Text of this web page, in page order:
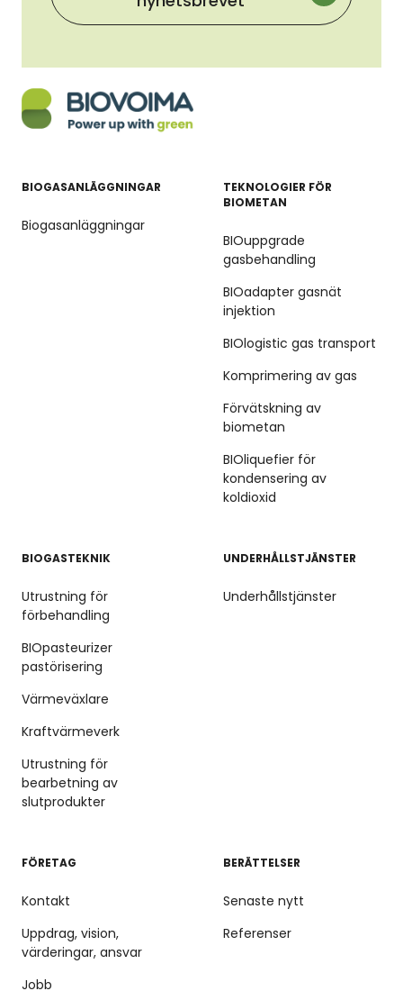
BIOGASANLÄGGNINGAR
Biogasanläggningar
TEKNOLOGIER FÖR
BIOMETAN
BIOuppgrade
gasbehandling
BIOadapter gasnät
injektion
BIOlogistic gas transport
Komprimering av gas
Förvätskning av
biometan
BIOliquefier för
kondensering av
koldioxid
BIOGASTEKNIK
Utrustning för
förbehandling
BIOpasteurizer
pastörisering
Värmeväxlare
Kraftvärmeverk
Utrustning för
bearbetning av
slutprodukter
UNDERHÅLLSTJÄNSTER
Underhållstjänster
FÖRETAG
Kontakt
Uppdrag, vision,
värderingar, ansvar
Jobb
BERÄTTELSER
Senaste nytt
Referenser